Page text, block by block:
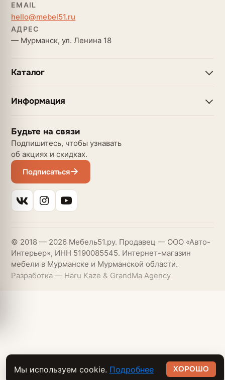
EMAIL
hello@mebel51.ru
АДРЕС
— Мурманск, ул. Ленина 18
Каталог
Информация
Будьте на связи
Подпишитесь, чтобы узнавать
об акциях и скидках.
Подписаться
© 2018 — 2026 Мебель51.ру. Продавец — ООО «Авто-
Интерьер», ИНН 5190085545. Интернет-магазин
мебели в Мурманске и Мурманской области.
Разработка — Haru Kaze & GrandMa Agency
Мы используем cookie. Подробнее ХОРОШО